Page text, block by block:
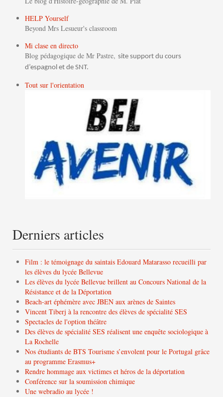
HELP Yourself
Beyond Mrs Lesueur's classroom
Mi clase en directo
Blog pédagogique de Mr Pastre, site support du cours
d’espagnol et de SNT.
Tout sur l'orientation
Derniers articles
Film : le témoignage du saintais Edouard Matarasso recueilli par
les élèves du lycée Bellevue
Les élèves du lycée Bellevue brillent au Concours National de la
Résistance et de la Déportation
Beach-art éphémère avec JBEN aux arènes de Saintes
Vincent Tiberj à la rencontre des élèves de spécialité SES
Spectacles de l'option théâtre
Des élèves de spécialité SES réalisent une enquête sociologique à
La Rochelle
Nos étudiants de BTS Tourisme s’envolent pour le Portugal grâce
au programme Erasmus+
Rendre hommage aux victimes et héros de la déportation
Conférence sur la soumission chimique
Une webradio au lycée !